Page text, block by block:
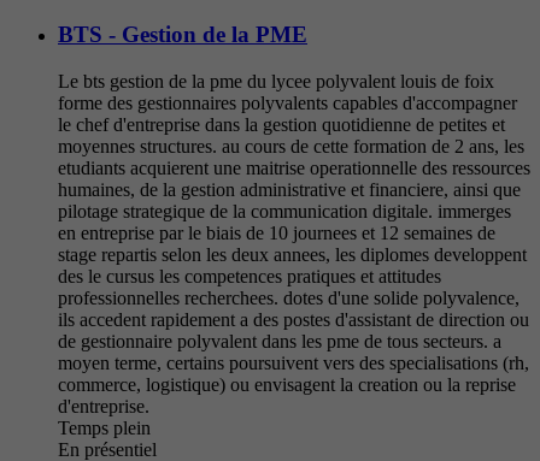
BTS - Gestion de la PME
Le bts gestion de la pme du lycee polyvalent louis de foix
forme des gestionnaires polyvalents capables d'accompagner
le chef d'entreprise dans la gestion quotidienne de petites et
moyennes structures. au cours de cette formation de 2 ans, les
etudiants acquierent une maitrise operationnelle des ressources
humaines, de la gestion administrative et financiere, ainsi que
pilotage strategique de la communication digitale. immerges
en entreprise par le biais de 10 journees et 12 semaines de
stage repartis selon les deux annees, les diplomes developpent
des le cursus les competences pratiques et attitudes
professionnelles recherchees. dotes d'une solide polyvalence,
ils accedent rapidement a des postes d'assistant de direction ou
de gestionnaire polyvalent dans les pme de tous secteurs. a
moyen terme, certains poursuivent vers des specialisations (rh,
commerce, logistique) ou envisagent la creation ou la reprise
d'entreprise.
Temps plein
En présentiel